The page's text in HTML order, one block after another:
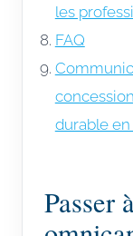
les
FAQ
durable en
Passer